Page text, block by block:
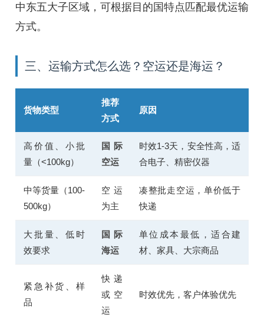
中东五大子区域，可根据目的国特点匹配最优运输
方式。
三、运输方式怎么选？空运还是海运？
货物类型
推荐
方式
原因
高价值、小批
量（<100kg）
国际
空运
时效1-3天，安全性高，适
合电子、精密仪器
中等货量（100-
500kg）
空运
为主
凑整批走空运，单价低于
快递
大批量、低时
效要求
国际
海运
单位成本最低，适合建
材、家具、大宗商品
紧急补货、样
品
快递
或空
运
时效优先，客户体验优先